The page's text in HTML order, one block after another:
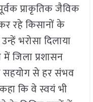
प्राकृतिक जैविक
रहे किसानों के
भरोसा दिलाया
जिला प्रशासन
सहयोग से हर संभव
कि वे स्वयं भी